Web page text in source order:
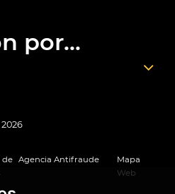
por...
2026
de Agencia Antifraude
Mapa
Web